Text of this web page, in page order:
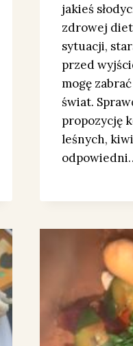
jakieś
zdrowej
sytuacji,
przed
mogę
świat.
propozycję
leśnych,